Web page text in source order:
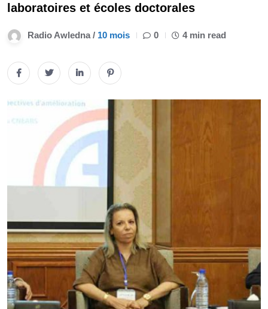
laboratoires et écoles doctorales
Radio Awledna / 10 mois 0 4 min read